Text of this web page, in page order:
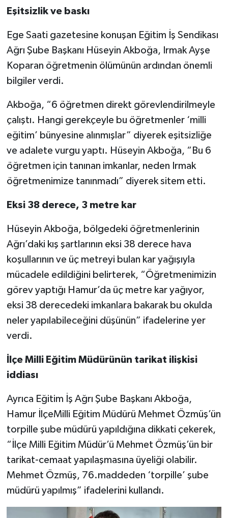
Eşitsizlik ve baskı
Ege Saati gazetesine konuşan Eğitim İş Sendikası
Ağrı Şube Başkanı Hüseyin Akboğa, Irmak Ayşe
Koparan öğretmenin ölümünün ardından önemli
bilgiler verdi.
Akboğa, “6 öğretmen direkt görevlendirilmeyle
çalıştı. Hangi gerekçeyle bu öğretmenler ‘milli
eğitim’ bünyesine alınmışlar” diyerek eşitsizliğe
ve adalete vurgu yaptı. Hüseyin Akboğa, “Bu 6
öğretmen için tanınan imkanlar, neden Irmak
öğretmenimize tanınmadı” diyerek sitem etti.
Eksi 38 derece, 3 metre kar
Hüseyin Akboğa, bölgedeki öğretmenlerinin
Ağrı’daki kış şartlarının eksi 38 derece hava
koşullarının ve üç metreyi bulan kar yağışıyla
mücadele edildiğini belirterek, “Öğretmenimizin
görev yaptığı Hamur’da üç metre kar yağıyor,
eksi 38 derecedeki imkanlara bakarak bu okulda
neler yapılabileceğini düşünün” ifadelerine yer
verdi.
İlçe Milli Eğitim Müdürünün tarikat ilişkisi
iddiası
Ayrıca Eğitim İş Ağrı Şube Başkanı Akboğa,
Hamur İlçeMilli Eğitim Müdürü Mehmet Özmüş’ün
torpille şube müdürü yapıldığına dikkati çekerek,
“İlçe Milli Eğitim Müdür’ü Mehmet Özmüş’ün bir
tarikat-cemaat yapılaşmasına üyeliği olabilir.
Mehmet Özmüş, 76.maddeden ‘torpille’ şube
müdürü yapılmış” ifadelerini kullandı.